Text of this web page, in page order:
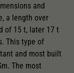
and
a length over
of 15 t, later 17 t
This type of
and most built
The most